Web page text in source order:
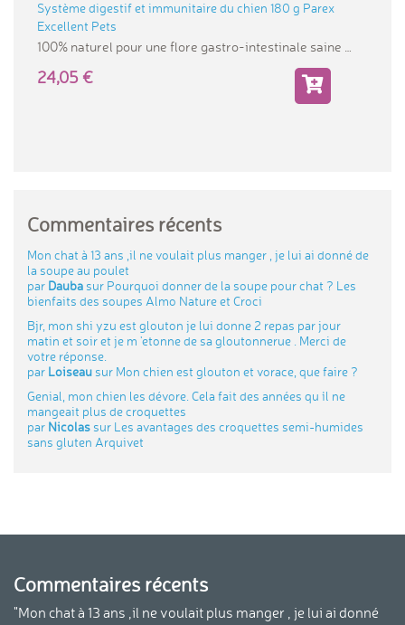
Système digestif et immunitaire du chien 180 g Parex
Excellent Pets
100% naturel pour une flore gastro-intestinale saine
24,05
Commentaires récents
Mon chat à 13 ans ,il ne voulait plus manger , je lui ai donné de
la soupe au poulet
par Dauba sur Pourquoi donner de la soupe pour chat ? Les
bienfaits des soupes Almo Nature et Croci
Bjr, mon shi yzu est glouton je lui donne 2 repas par jour
matin et soir et je m 'etonne de sa gloutonnerue . Merci de
votre réponse.
par Loiseau sur Mon chien est glouton et vorace, que faire ?
Genial, mon chien les dévore. Cela fait des années qu ´il ne
mangeait plus de croquettes
par Nicolas sur Les avantages des croquettes semi-humides
sans gluten Arquivet
Commentaires récents
"Mon chat à 13 ans ,il ne voulait plus manger , je lui ai donné